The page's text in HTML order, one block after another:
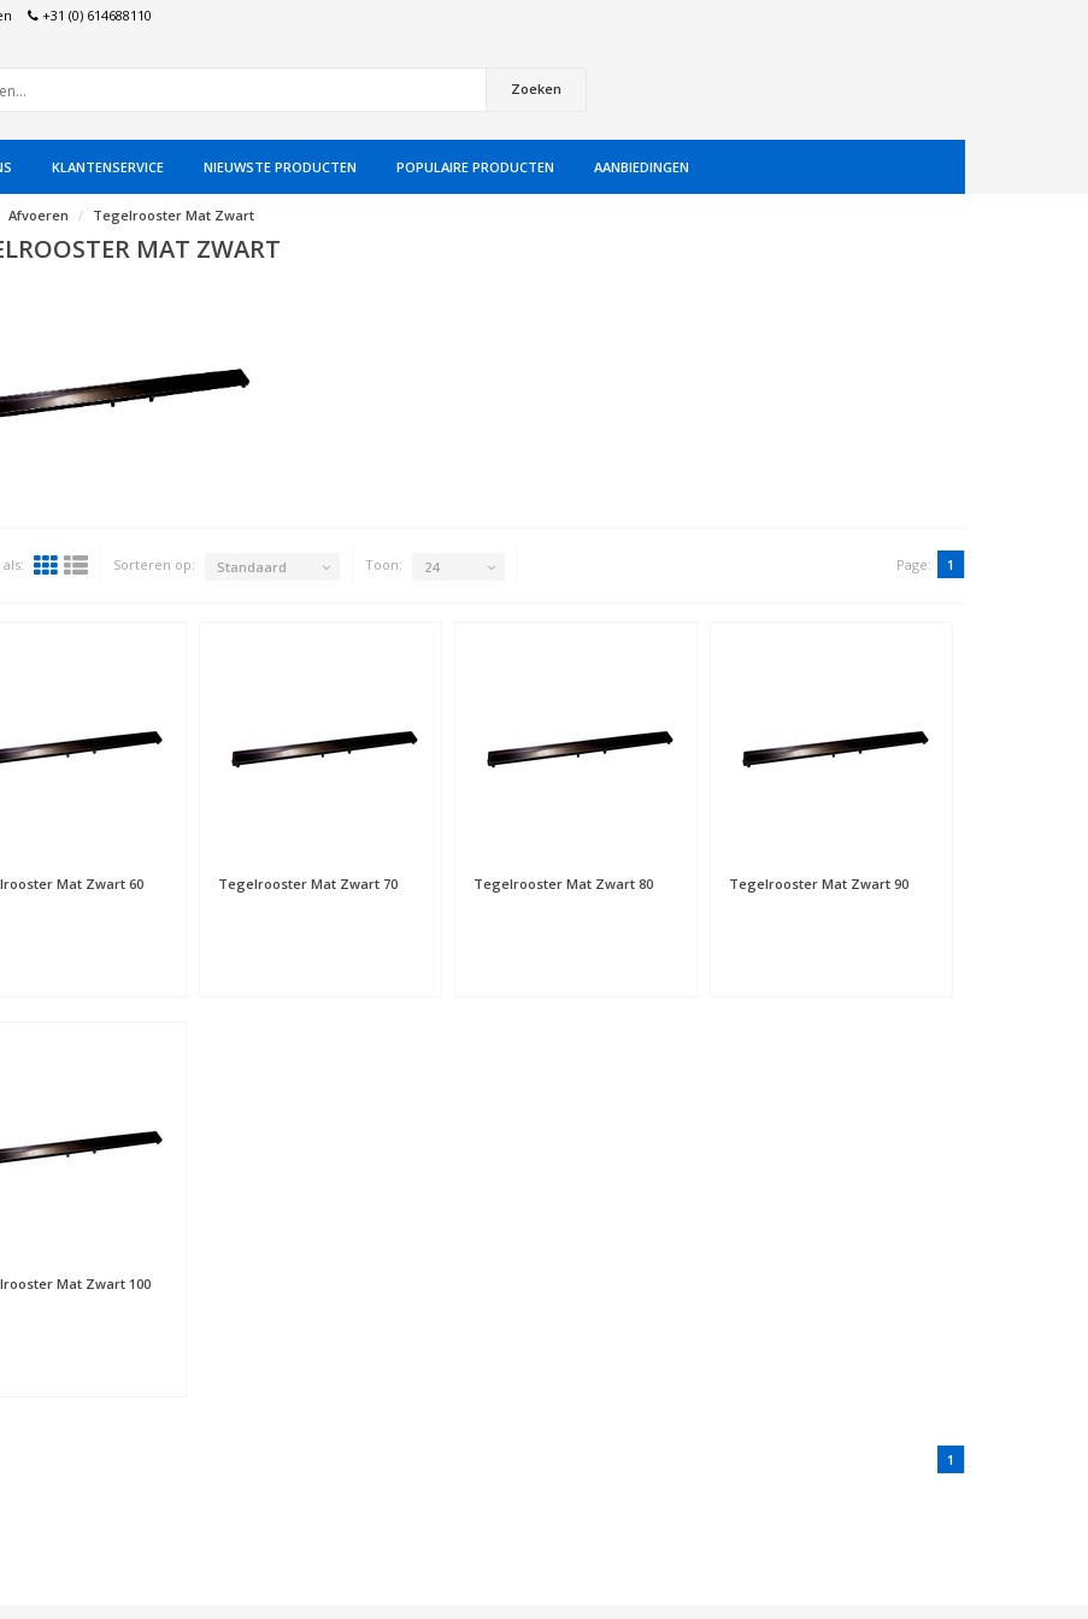
+31 (0) 614688110
Zoeken
KLANTENSERVICE NIEUWSTE PRODUCTEN POPULAIRE PRODUCTEN AANBIEDINGEN
Afvoeren Tegelrooster Mat Zwart
MAT ZWART
Sorteren op: Standaard Toon: 24 Page: 1
Mat Zwart 60 Tegelrooster Mat Zwart 70 Tegelrooster Mat Zwart 80 Tegelrooster Mat Zwart 90
Mat Zwart 100
1